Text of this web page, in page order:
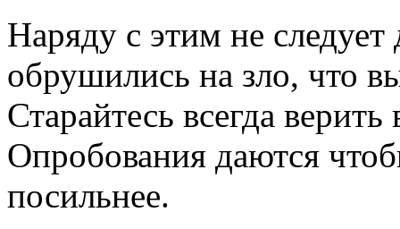
Наряду с этим не следует
обрушились на зло, что
Старайтесь всегда
Опробования даются
посильнее.